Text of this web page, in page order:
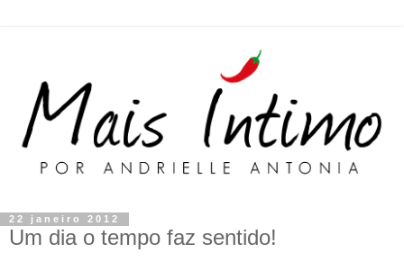
22 janeiro 2012
Um dia o tempo faz sentido!